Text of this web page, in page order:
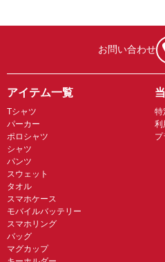
お問い合わせ
アイテム一覧
Tシャツ
パーカー
ポロシャツ
シャツ
パンツ
スウェット
タオル
スマホケース
モバイルバッテリー
スマホリング
バッグ
マグカップ
特
利
プ